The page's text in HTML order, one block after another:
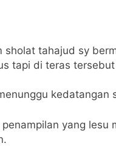
tahajud sy
tapi di teras
kedatangan
yang lesu